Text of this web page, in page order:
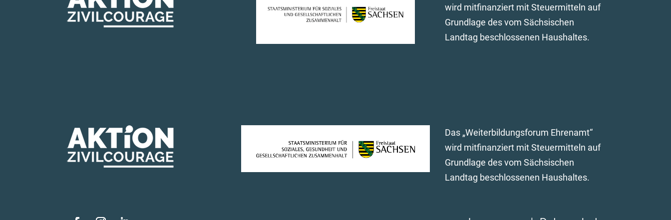
wird mitfinanziert mit Steuermitteln auf
Grundlage des vom Sächsischen
Landtag beschlossenen Haushaltes.
Das „Weiterbildungsforum Ehrenamt“
wird mitfinanziert mit Steuermitteln auf
Grundlage des vom Sächsischen
Landtag beschlossenen Haushaltes.